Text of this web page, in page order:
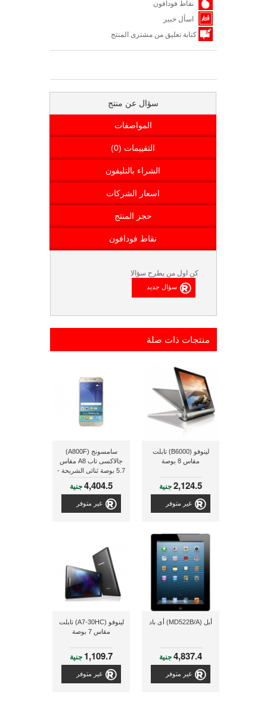
نقاط فودافون
اسأل خبير
كتابة تعليق من مشترى المنتج
سؤال عن منتج
المواصفات
التقييمات (0)
الشراء بالتليفون
اسعار الشركات
حجز المنتج
نقاط فودافون
كن اول من يطرح سؤالا
منتجات ذات صلة
لينوفو (B6000) تابلت
مقاس 8 بوصة
2,124.5جنية
غير متوفر
سامسونج (A800F)
جالاكسى تاب A8 مقاس
5.7 بوصة ثنائى الشريحة -
ذهبى
4,404.5جنية
غير متوفر
أبل (MD522B/A) أى باد
4,837.4جنية
غير متوفر
لينوفو (A7-30HC) تابلت
مقاس 7 بوصة
1,109.7 جنية
غير متوفر